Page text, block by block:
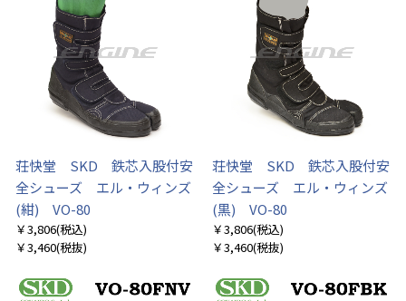
荘快堂 SKD 鉄芯入股付安
全シューズ エル・ウィンズ
(紺) VO-80
￥3,806(税込)
￥3,460(税抜)
荘快堂 SKD 鉄芯入股付安
全シューズ エル・ウィンズ
(黒) VO-80
￥3,806(税込)
￥3,460(税抜)